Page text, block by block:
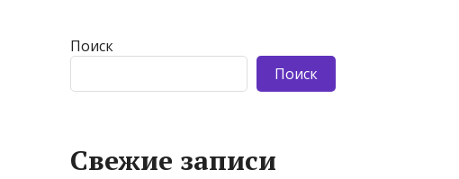
Поиск
Поиск
Свежие записи